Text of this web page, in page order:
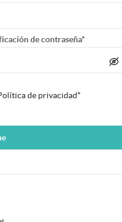
de contraseña*
de privacidad*